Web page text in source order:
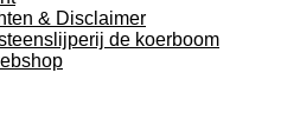
& Disclaimer
de koerboom